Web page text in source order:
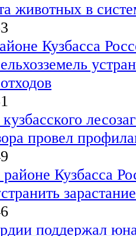
животных в
Кузбасса
провел
Кузбасса
поддержал